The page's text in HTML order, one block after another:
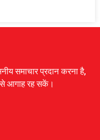
समाचार प्रदान करना है,
आगाह रह सकें।